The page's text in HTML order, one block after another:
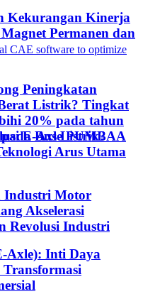
Kekurangan Kinerja
Permanen dan
Peningkatan
Listrik? Tingkat
20% pada tahun
E-Axle PUMBAA
Bus Listrik?
Arus Utama
Industri Motor
Akselerasi
Revolusi Industri
Axle): Inti Daya